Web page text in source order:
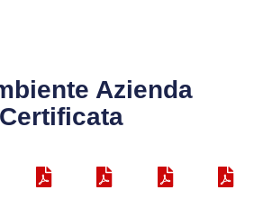
Azienda
Certificata